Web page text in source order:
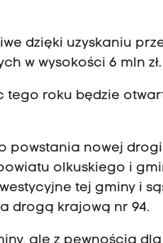
dzięki uzyskaniu
w wysokości 6 mln zł.
roku będzie
powstania nowej
olkuskiego i
tej gminy i
drogą krajową nr 94.